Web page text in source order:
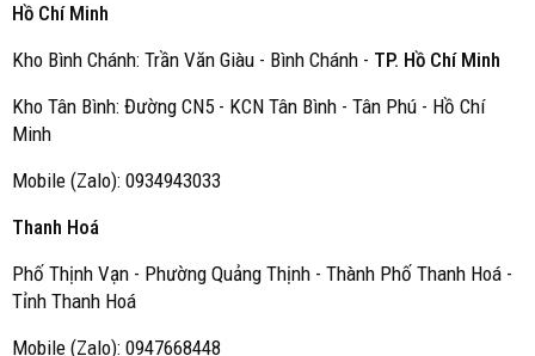
Hồ Chí Minh
Kho Bình Chánh: Trần Văn Giàu - Bình Chánh - TP. Hồ Chí Minh
Kho Tân Bình: Đường CN5 - KCN Tân Bình - Tân Phú - Hồ Chí
Minh
Mobile (Zalo): 0934943033
Thanh Hoá
Phố Thịnh Vạn - Phường Quảng Thịnh - Thành Phố Thanh Hoá -
Tỉnh Thanh Hoá
Mobile (Zalo): 0947668448